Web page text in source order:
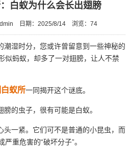
白蚁为什么会长出翅膀
日期：2025/8/14 浏览： 74
湿时分，您或许曾留意到一些神秘的
似蚂蚁，却多了一对翅膀，让人不禁
蚁所一同揭开这个谜底。
的虫子，很有可能是白蚁。
一紧。它们可不是普通的小昆虫，而
严重危害的“破坏分子”。